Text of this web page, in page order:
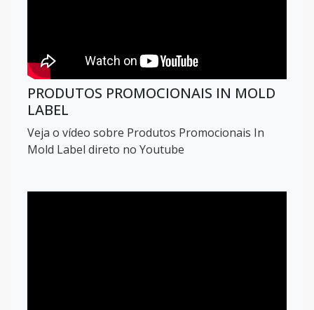
PRODUTOS PROMOCIONAIS IN MOLD
LABEL
Veja o vídeo sobre Produtos Promocionais In
Mold Label direto no Youtube